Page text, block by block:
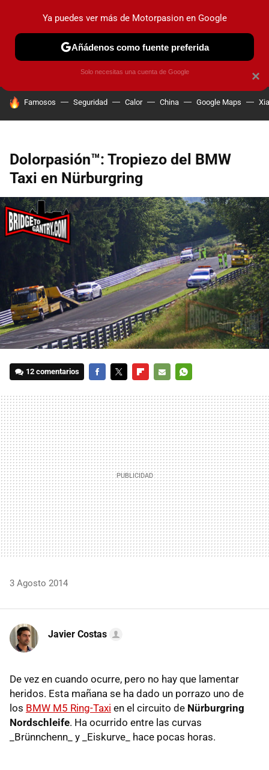
PRUEBAS COCHES ELÉCTRICOS OBSERVATORIO
HOY SE HABLA DE
Famosos Seguridad Calor China Google Maps
Dolorpasión™: Tropiezo del BMW
Taxi en Nürburgring
12 comentarios
MAIL
3 Agosto 2014
Javier Costas
De vez en cuando ocurre, pero no hay que lamentar
heridos. Esta mañana se ha dado un porrazo uno de
los BMW M5 Ring-Taxi en el circuito de Nürburgring
Nordschleife. Ha ocurrido entre las curvas
_Brünnchenn_ y _Eiskurve_ hace pocas horas.
×
Ya puedes ver más de Motorpasion en Google
Añádenos como fuente preferida
Solo necesitas una cuenta de Google